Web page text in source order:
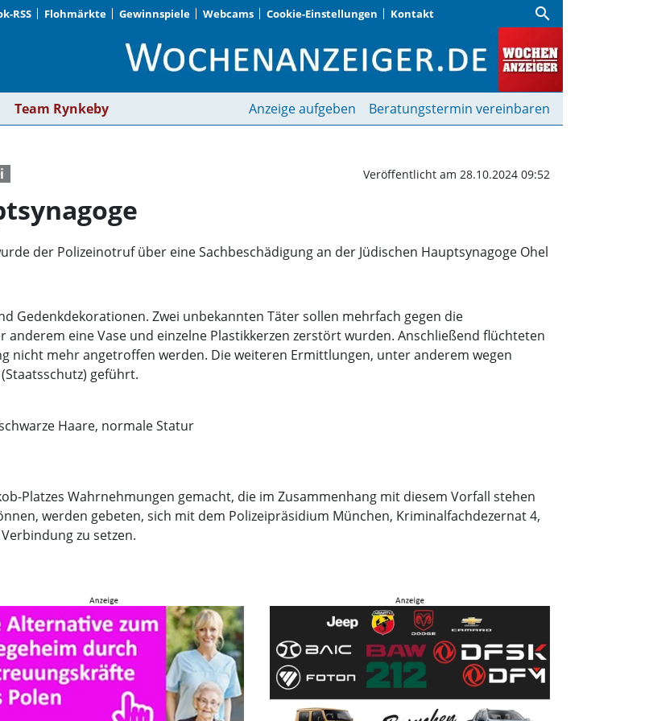
RSS Flohmärkte Gewinnspiele Webcams Cookie-Einstellungen Kontakt search
an Hauptsynagoge |
Team Rynkeby Anzeige aufgeben Beratungstermin vereinbaren
Veröffentlicht am 28.10.2024 09:52
der Polizeinotruf über eine Sachbeschädigung an der Jüdischen Hauptsynagoge Ohel
Gedenkdekorationen. Zwei unbekannten Täter sollen mehrfach gegen die
eine Vase und einzelne Plastikkerzen zerstört wurden. Anschließend flüchteten
nicht mehr angetroffen werden. Die weiteren Ermittlungen, unter anderem wegen
geführt.
Haare, normale Statur
Platzes Wahrnehmungen gemacht, die im Zusammenhang mit diesem Vorfall stehen
werden gebeten, sich mit dem Polizeipräsidium München, Kriminalfachdezernat 4,
zu setzen.